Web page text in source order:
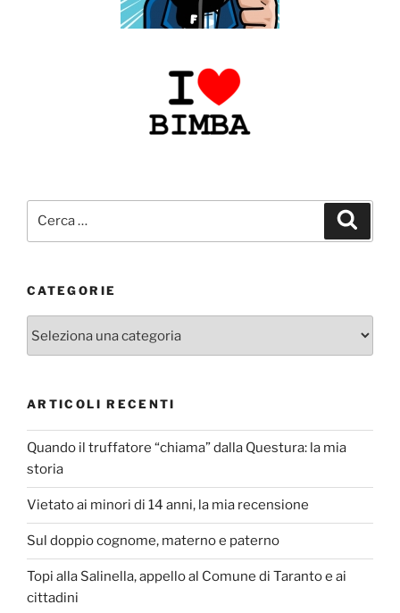
CATEGORIE
ARTICOLI RECENTI
Quando il truffatore “chiama” dalla Questura: la mia
storia
Vietato ai minori di 14 anni, la mia recensione
Sul doppio cognome, materno e paterno
Topi alla Salinella, appello al Comune di Taranto e ai
cittadini